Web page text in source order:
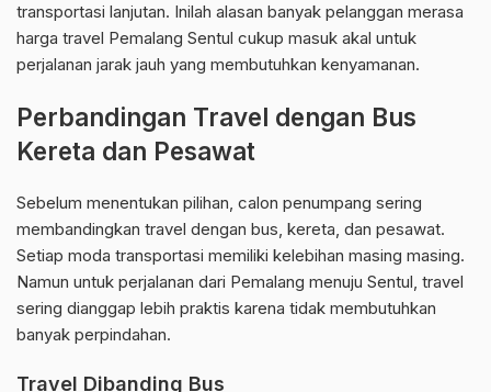
transportasi lanjutan. Inilah alasan banyak pelanggan merasa
harga travel Pemalang Sentul cukup masuk akal untuk
perjalanan jarak jauh yang membutuhkan kenyamanan.
Perbandingan Travel dengan Bus
Kereta dan Pesawat
Sebelum menentukan pilihan, calon penumpang sering
membandingkan travel dengan bus, kereta, dan pesawat.
Setiap moda transportasi memiliki kelebihan masing masing.
Namun untuk perjalanan dari Pemalang menuju Sentul, travel
sering dianggap lebih praktis karena tidak membutuhkan
banyak perpindahan.
Travel Dibanding Bus